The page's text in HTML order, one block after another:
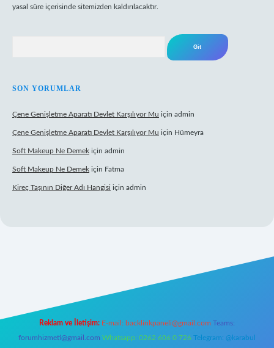
yasal süre içerisinde sitemizden kaldırılacaktır.
SON YORUMLAR
Çene Genişletme Aparatı Devlet Karşılıyor Mu için admin
Çene Genişletme Aparatı Devlet Karşılıyor Mu için Hümeyra
Soft Makeup Ne Demek için admin
Soft Makeup Ne Demek için Fatma
Kireç Taşının Diğer Adı Hangisi için admin
Reklam ve İletişim: E-mail: backlinkpaneli@gmail.com Teams:
forumhizmeti@gmail.com Whatsapp: 0262 606 0 726 Telegram: @karabul